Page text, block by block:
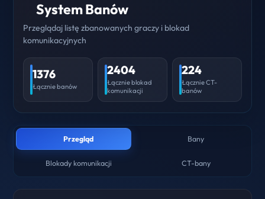
System Banów
Przeglądaj listę zbanowanych graczy i blokad
komunikacyjnych
1376
Łącznie banów
2404
Łącznie blokad
komunikacji
224
Łącznie CT-
banów
Przegląd Bany
Blokady komunikacji CT-bany